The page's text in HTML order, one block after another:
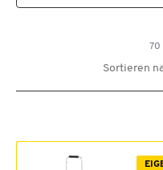
70
Sortieren